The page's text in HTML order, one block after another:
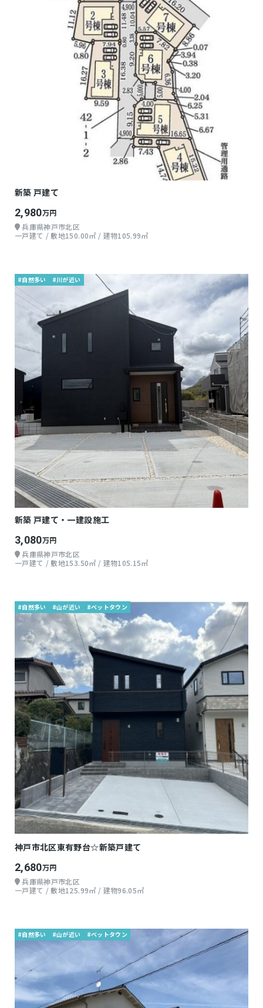
新築 戸建て
2,980万円
兵庫県神戸市北区
一戸建て / 敷地150.00㎡ / 建物105.99㎡
#自然多い #川が近い
新築 戸建て・一建設施工
3,080万円
兵庫県神戸市北区
一戸建て / 敷地153.50㎡ / 建物105.15㎡
#自然多い #山が近い #ベットタウン
神戸市北区東有野台☆新築戸建て
2,680万円
兵庫県神戸市北区
一戸建て / 敷地125.99㎡ / 建物96.05㎡
#自然多い #山が近い #ベットタウン